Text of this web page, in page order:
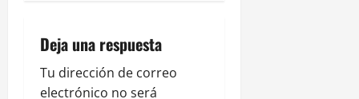
i
ó
Deja una respuesta
Tu dirección de correo
electrónico no será